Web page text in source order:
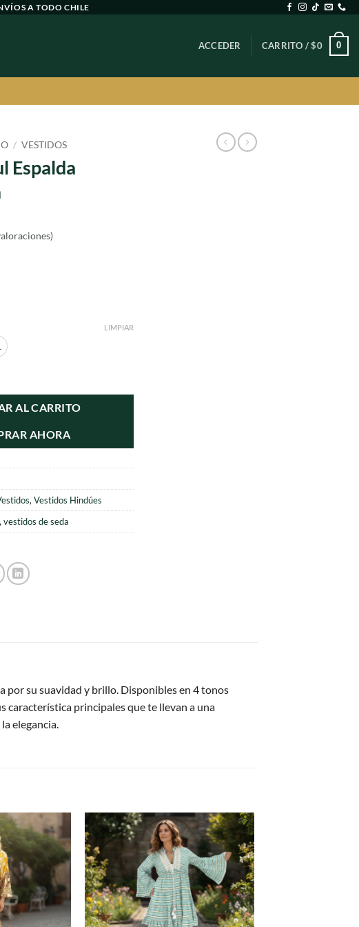
A TODO CHILE
ACCEDER CARRITO /$0 0
/ VESTIDOS
Espalda
LIMPIAR
AL CARRITO
AHORA
,Vestidos Hindúes
,vestidos de seda
por su suavidad y brillo. Disponibles en 4 tonos
característica principales que te llevan a una
elegancia.
Agregar
favoritos
Agregar
a
favoritos